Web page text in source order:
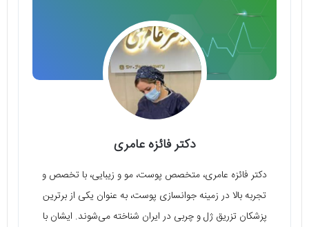
دکتر فائزه عامری
دکتر فائزه عامری، متخصص پوست، مو و زیبایی، با تخصص و
تجربه بالا در زمینه جوانسازی پوست، به عنوان یکی از برترین
پزشکان تزریق ژل و چربی در ایران شناخته می‌شوند. ایشان با